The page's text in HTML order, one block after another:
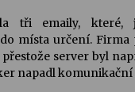
tři emaily, které,
do místa určení.
server byl
napadl komunikační